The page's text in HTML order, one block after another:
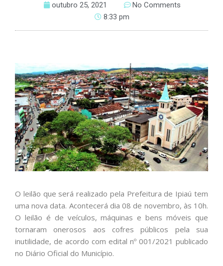
outubro 25, 2021
No Comments
8:33 pm
O leilão que será realizado pela Prefeitura de Ipiaú tem
uma nova data. Acontecerá dia 08 de novembro, às 10h.
O leilão é de veículos, máquinas e bens móveis que
tornaram onerosos aos cofres públicos pela sua
inutilidade, de acordo com edital nº 001/2021 publicado
no Diário Oficial do Município.